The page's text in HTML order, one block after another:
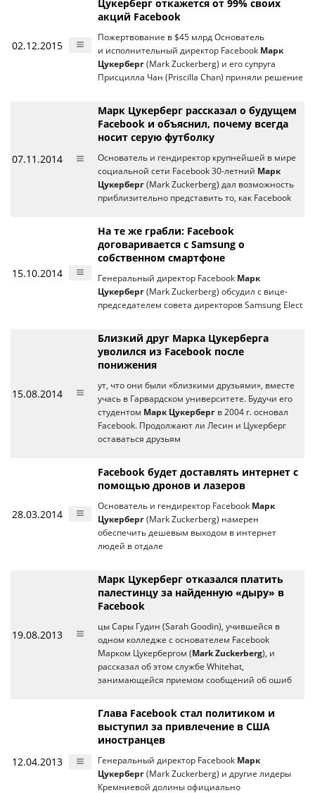
02.12.2015
Цукерберг откажется от 99% своих
акций Facebook
Пожертвование в $45 млрд Основатель
и исполнительный директор Facebook Марк
Цукерберг (Mark Zuckerberg) и его супруга
Присцилла Чан (Priscilla Chan) приняли решение
07.11.2014
Марк Цукерберг рассказал о будущем
Facebook и объяснил, почему всегда
носит серую футболку
Основатель и гендиректор крупнейшей в мире
социальной сети Facebook 30-летний Марк
Цукерберг (Mark Zuckerberg) дал возможность
приблизительно представить то, как Facebook
15.10.2014
На те же грабли: Facebook
договаривается с Samsung о
собственном смартфоне
Генеральный директор Facebook Марк
Цукерберг (Mark Zuckerberg) обсудил с вице-
председателем совета директоров Samsung Elect
15.08.2014
Близкий друг Марка Цукерберга
уволился из Facebook после
понижения
ут, что они были «близкими друзьями», вместе
учась в Гарвардском университете. Будучи его
студентом Марк Цукерберг в 2004 г. основал
Facebook. Продолжают ли Лесин и Цукерберг
оставаться друзьям
28.03.2014
Facebook будет доставлять интернет с
помощью дронов и лазеров
Основатель и гендиректор Facebook Марк
Цукерберг (Mark Zuckerberg) намерен
обеспечить дешевым выходом в интернет
людей в отдале
19.08.2013
Марк Цукерберг отказался платить
палестинцу за найденную «дыру» в
Facebook
цы Сары Гудин (Sarah Goodin), учившейся в
одном колледже с основателем Facebook
Марком Цукербергом (Mark Zuckerberg), и
рассказал об этом службе Whitehat,
занимающейся приемом сообщений об ошиб
12.04.2013
Глава Facebook стал политиком и
выступил за привлечение в США
иностранцев
Генеральный директор Facebook Марк
Цукерберг (Mark Zuckerberg) и другие лидеры
Кремниевой долины официально